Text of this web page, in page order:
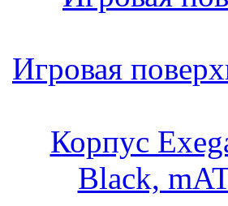
Игровая
Корпус
Black,